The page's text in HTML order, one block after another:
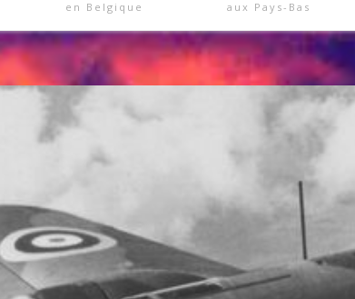
en Belgique
aux Pays-Bas